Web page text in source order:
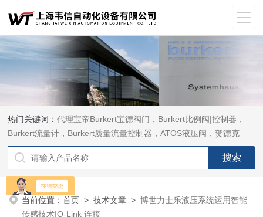
热门关键词：代理宝帝Burkert宝德阀门，Burkert比例阀|控制器，
Burkert流量计，Burkert质量流量控制器，ATOS液压阀，贺德克
HYDAC传感器，ASCO电磁阀，ASCO阀门，REXROTH力士乐阀
泵，安沃驰Aventics电磁阀|气缸，Samson萨姆森定位器
当前位置：首页 >技术文章 >博世力士乐液压系统运用智能
传感技术IO-Link 连接